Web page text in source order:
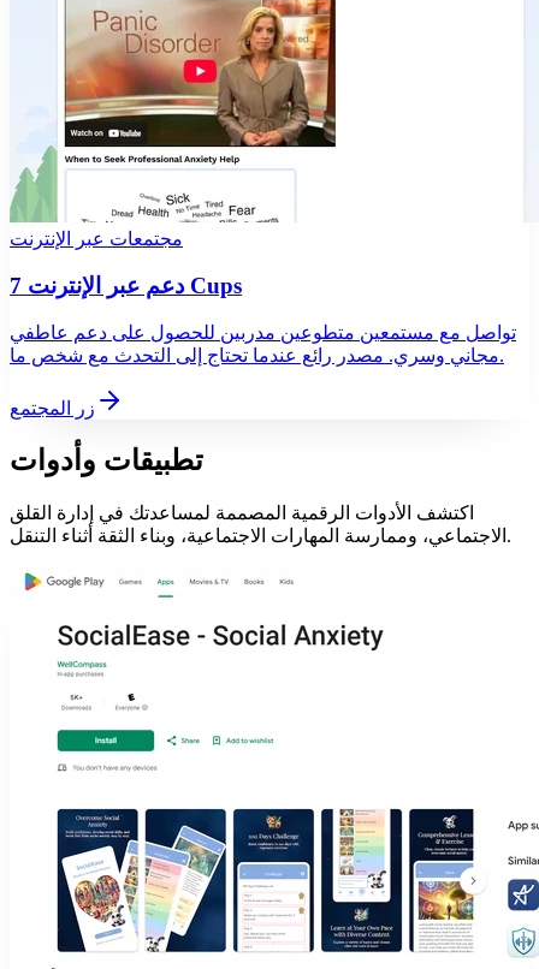
مجتمعات عبر الإنترنت
دعم عبر الإنترنت 7 Cups
تواصل مع مستمعين متطوعين مدربين للحصول على دعم عاطفي
مجاني وسري. مصدر رائع عندما تحتاج إلى التحدث مع شخص ما.
زر المجتمع
تطبيقات وأدوات
اكتشف الأدوات الرقمية المصممة لمساعدتك في إدارة القلق
الاجتماعي، وممارسة المهارات الاجتماعية، وبناء الثقة أثناء التنقل.